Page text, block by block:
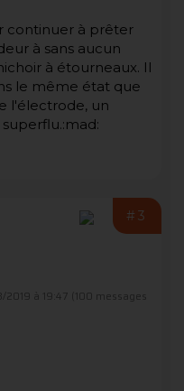
continuer à prêter
à sans aucun
à étourneaux. Il
le même état que
l'électrode, un
#3
à 19:47 (100 messages